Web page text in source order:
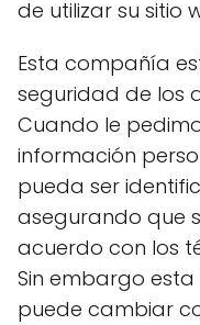
de utilizar su sitio
Esta compañía
seguridad de los
Cuando le
información
pueda ser
asegurando que
acuerdo con los
Sin embargo
puede cambiar